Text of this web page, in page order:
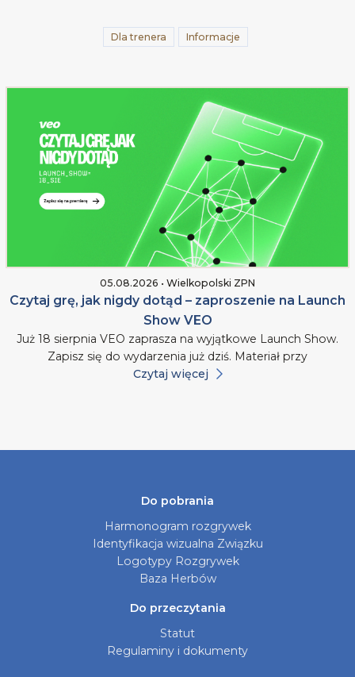
Dla trenera Informacje
05.08.2026 • Wielkopolski ZPN
Czytaj grę, jak nigdy dotąd – zaproszenie na Launch
Show VEO
Już 18 sierpnia VEO zaprasza na wyjątkowe Launch Show.
Zapisz się do wydarzenia już dziś. Materiał przy
Czytaj więcej
Do pobrania
Harmonogram rozgrywek
Identyfikacja wizualna Związku
Logotypy Rozgrywek
Baza Herbów
Do przeczytania
Statut
Regulaminy i dokumenty